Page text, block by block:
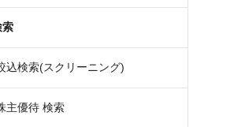
索
込検索(スクリーニング)
主優待 検索